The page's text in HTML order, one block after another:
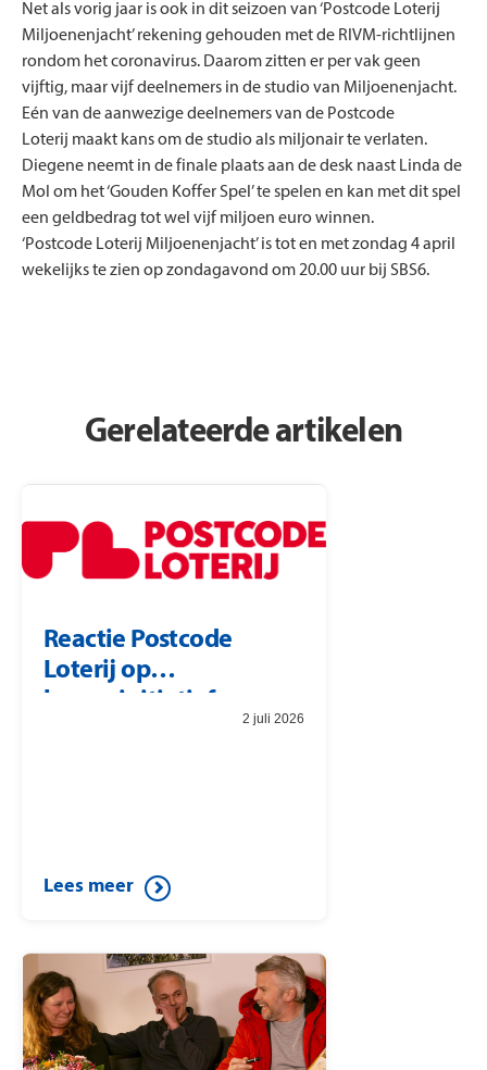
Net als vorig jaar is ook in dit seizoen van ‘Postcode Loterij
Miljoenenjacht’ rekening gehouden met de RIVM-richtlijnen
rondom het coronavirus. Daarom zitten er per vak geen
vijftig, maar vijf deelnemers in de studio van Miljoenenjacht.
Eén van de aanwezige deelnemers van de Postcode
Loterij maakt kans om de studio als miljonair te verlaten.
Diegene neemt in de finale plaats aan de desk naast Linda de
Mol om het ‘Gouden Koffer Spel’ te spelen en kan met dit spel
een geldbedrag tot wel vijf miljoen euro winnen.
‘Postcode Loterij Miljoenenjacht’ is tot en met zondag 4 april
wekelijks te zien op zondagavond om 20.00 uur bij SBS6.
Gerelateerde artikelen
Reactie Postcode
Loterij op
burgerinitiatief
2 juli 2026
Lees meer